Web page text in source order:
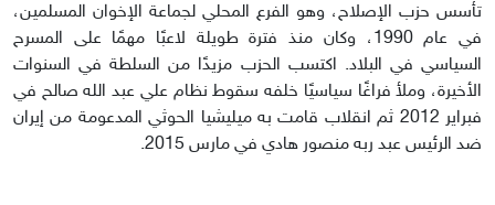
تأسس حزب الإصلاح، وهو الفرع المحلي لجماعة الإخوان المسلمين،
في عام 1990، وكان منذ فترة طويلة لاعبًا مهمًا على المسرح
السياسي في البلاد. اكتسب الحزب مزيدًا من السلطة في السنوات
الأخيرة، وملأ فراغًا سياسيًا خلفه سقوط نظام علي عبد الله صالح في
فبراير 2012 ثم انقلاب قامت به ميليشيا الحوثي المدعومة من إيران
ضد الرئيس عبد ربه منصور هادي في مارس 2015.